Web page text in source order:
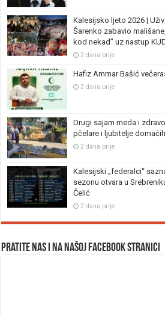
Kalesijsko ljeto 2026 |
Šarenko zabavio
kod nekad” uz nastup
2 dana prije
Hafiz Ammar Bašić
2 dana prije
Drugi sajam meda i
pčelare i ljubitelje
2 dana prije
Kalesijski „federalci“
sezonu otvara u
Čelić
2 dana prije
Pratite nas i na našoj facebook stranici